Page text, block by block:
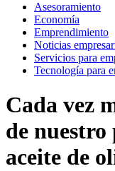
Asesoramiento
Economía
Emprendimiento
Noticias
Servicios para
Tecnología para
Cada vez
de nuestro
aceite de